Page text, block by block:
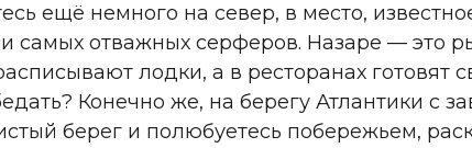
ещё немного на север, в место,
самых отважных серферов. Назаре — это
лодки, а в ресторанах
Конечно же, на берегу Атлантики с
берег и полюбуетесь побережьем,